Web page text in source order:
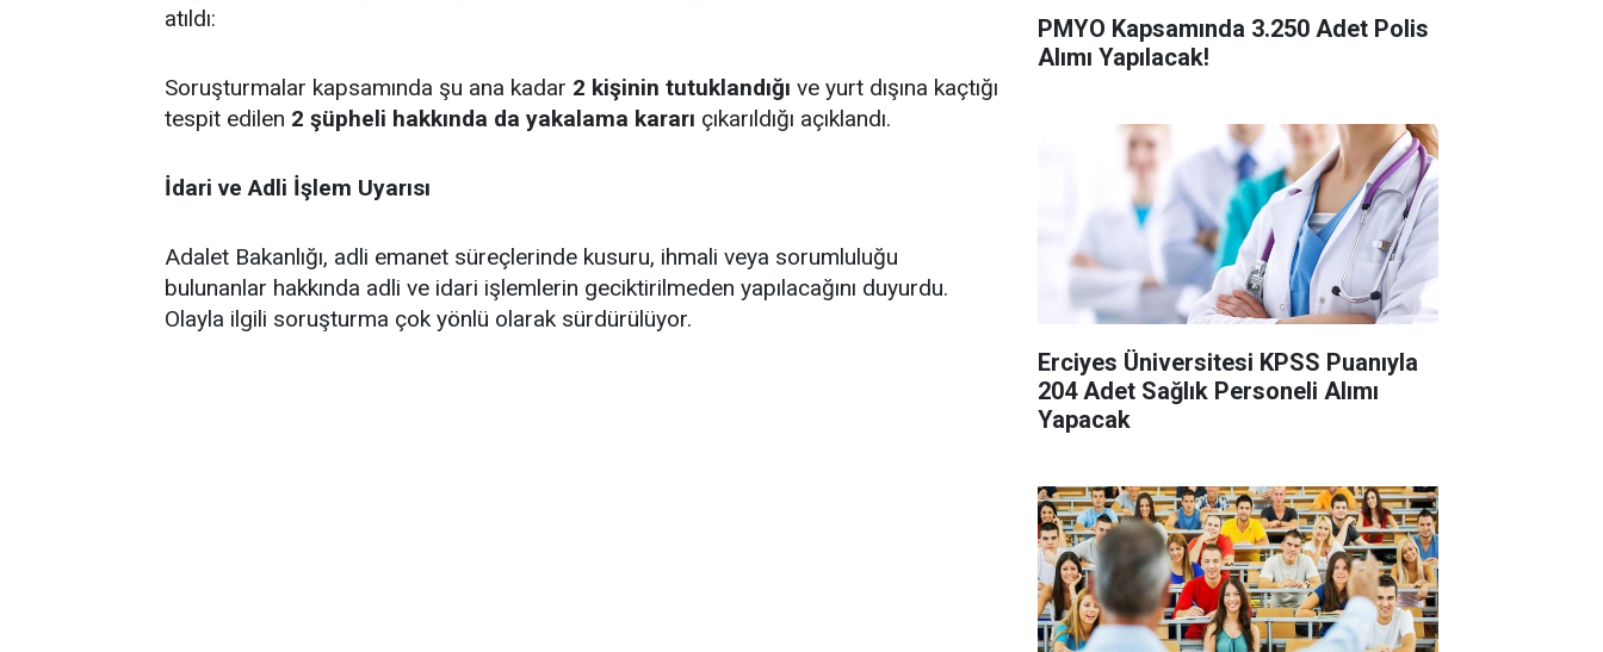
atıldı:
Soruşturmalar kapsamında şu ana kadar 2 kişinin tutuklandığı ve yurt dışına kaçtığı
tespit edilen 2 şüpheli hakkında da yakalama kararı çıkarıldığı açıklandı.
İdari ve Adli İşlem Uyarısı
Adalet Bakanlığı, adli emanet süreçlerinde kusuru, ihmali veya sorumluluğu
bulunanlar hakkında adli ve idari işlemlerin geciktirilmeden yapılacağını duyurdu.
Olayla ilgili soruşturma çok yönlü olarak sürdürülüyor.
PMYO Kapsamında 3.250 Adet Polis
Alımı Yapılacak!
Erciyes Üniversitesi KPSS Puanıyla
204 Adet Sağlık Personeli Alımı
Yapacak